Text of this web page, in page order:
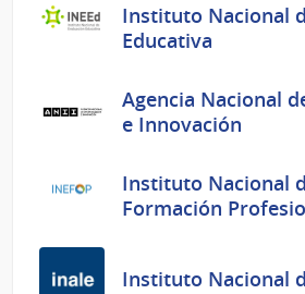
Instituto Nacional
Educativa
Agencia Nacional
e Innovación
Instituto Nacional
Formación
Instituto Nacional